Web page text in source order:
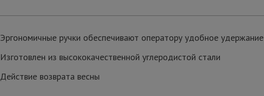
Эргономичные ручки обеспечивают оператору удобное удержание
Изготовлен из высококачественной углеродистой стали
Действие возврата весны